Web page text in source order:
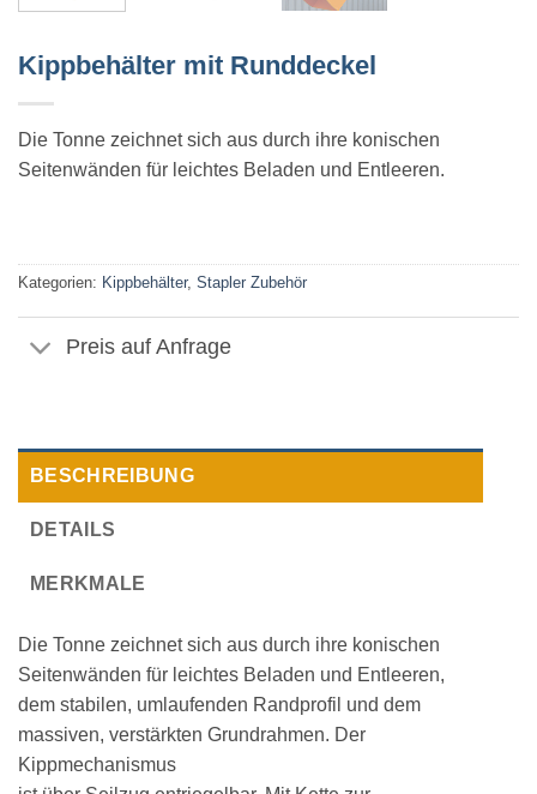
Kippbehälter mit Runddeckel
Die Tonne zeichnet sich aus durch ihre konischen
Seitenwänden für leichtes Beladen und Entleeren.
Kategorien: Kippbehälter, Stapler Zubehör
Preis auf Anfrage
BESCHREIBUNG
DETAILS
MERKMALE
Die Tonne zeichnet sich aus durch ihre konischen
Seitenwänden für leichtes Beladen und Entleeren,
dem stabilen, umlaufenden Randprofil und dem
massiven, verstärkten Grundrahmen. Der
Kippmechanismus